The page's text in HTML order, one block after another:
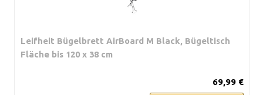
Leifheit Bügelbrett AirBoard M Black, Bügeltisch
Fläche bis 120 x 38 cm
69,99 €